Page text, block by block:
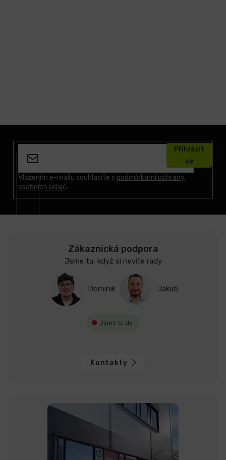
Vložením e-mailu souhlasíte s podmínkami ochrany
osobních údajů
Přihlásit
se
Zákaznická podpora
Jsme tu, když si nevíte rady
Dominik Jakub
Jsme tu do
Kontakty